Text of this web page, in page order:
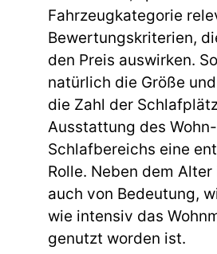
Fahrzeugkategorie
Bewertungskriterien,
den Preis auswirken.
natürlich die Größe
die Zahl der
Ausstattung des
Schlafbereichs eine
Rolle. Neben dem
auch von Bedeutung,
wie intensiv das
genutzt worden ist.